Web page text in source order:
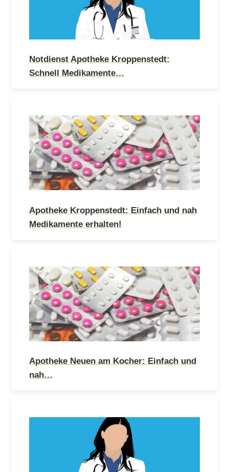
Notdienst Apotheke Kroppenstedt:
Schnell Medikamente…
Apotheke Kroppenstedt: Einfach und nah
Medikamente erhalten!
Apotheke Neuen am Kocher: Einfach und
nah…